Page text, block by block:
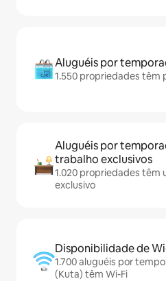
Aluguéis por
1.550 propriedades têm
Aluguéis por
trabalho exclusivos
1.020 propriedades têm
exclusivo
Disponibilidade de
1.700 aluguéis por
(Kuta) têm Wi-Fi